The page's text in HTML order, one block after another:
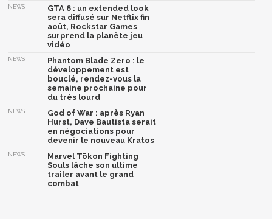
NEWS
GTA 6 : un extended look
sera diffusé sur Netflix fin
août, Rockstar Games
surprend la planète jeu
vidéo
NEWS
Phantom Blade Zero : le
développement est
bouclé, rendez-vous la
semaine prochaine pour
du très lourd
NEWS
God of War : après Ryan
Hurst, Dave Bautista serait
en négociations pour
devenir le nouveau Kratos
NEWS
Marvel Tōkon Fighting
Souls lâche son ultime
trailer avant le grand
combat